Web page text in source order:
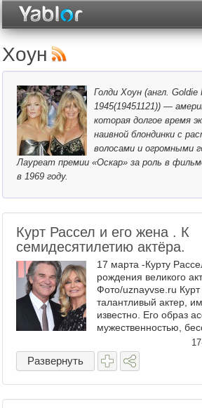
Неделя
Месяц
Рейтинги
Архив
Хоун
Голди Хоун (англ. Goldie
1945(19451121)) —
которая долгое время
наивной блондинки с
волосами и огромными
Лауреат премии «Оскар» за роль в
в 1969 году.
Курт Рассел и его жена . К
семидесятилетию актёра.
17 марта -Курту
рождения великого
Фото/uznayvse.ru
талантливый актер,
известно. Его образ
мужественностью,
реальной жизни это
и ...
Развернуть